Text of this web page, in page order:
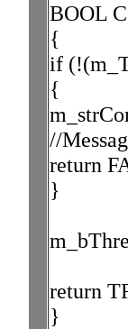
BOOL
{
if
{
//
return
}
return
}